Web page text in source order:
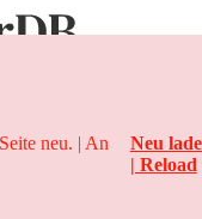
neu. | An
Neu
| Reload